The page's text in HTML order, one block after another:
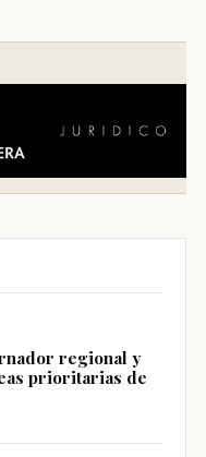
regional y
prioritarias de